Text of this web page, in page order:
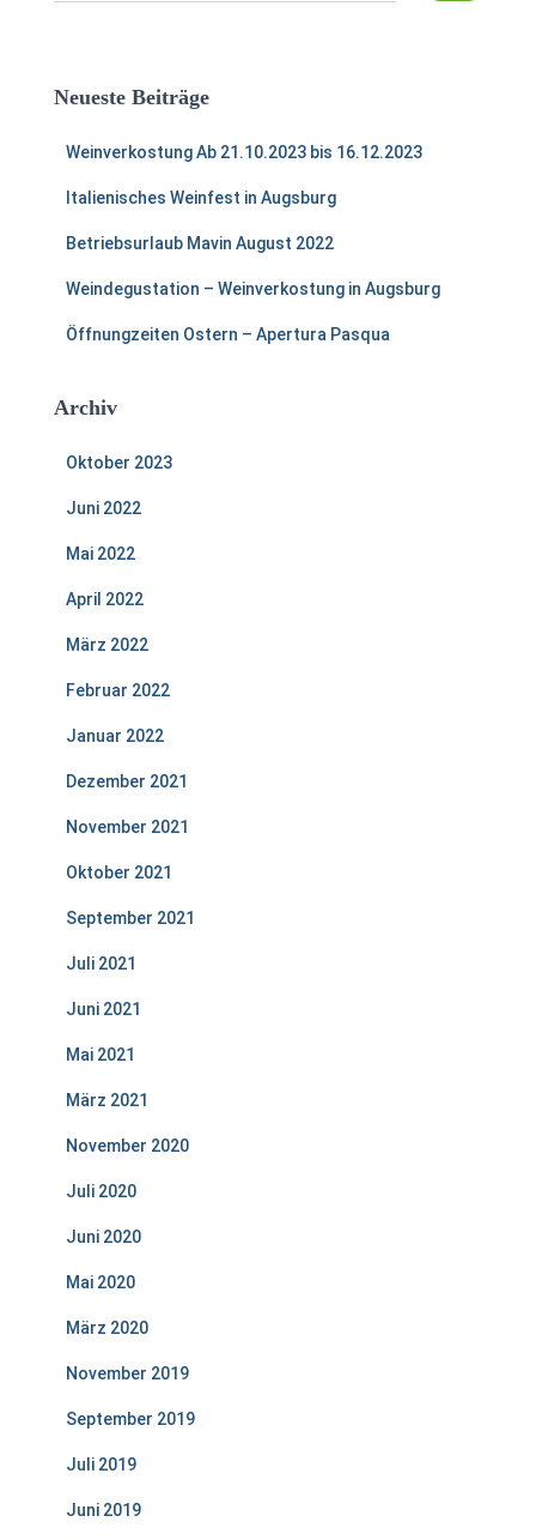
n
Neueste Beiträge
Weinverkostung Ab 21.10.2023 bis 16.12.2023
Italienisches Weinfest in Augsburg
Betriebsurlaub Mavin August 2022
Weindegustation – Weinverkostung in Augsburg
Öffnungzeiten Ostern – Apertura Pasqua
Archiv
Oktober 2023
Juni 2022
Mai 2022
April 2022
März 2022
Februar 2022
Januar 2022
Dezember 2021
November 2021
Oktober 2021
September 2021
Juli 2021
Juni 2021
Mai 2021
März 2021
November 2020
Juli 2020
Juni 2020
Mai 2020
März 2020
November 2019
September 2019
Juli 2019
Juni 2019